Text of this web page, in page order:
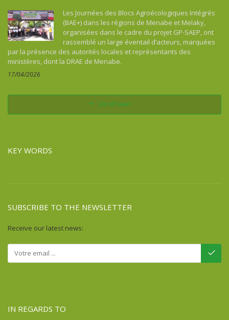
Les Journées des Blocs Agroécologiques Intégrés
(BAE+) dans les régions de Menabe et Melaky,
organisées dans le cadre du projet GP-SAEP, ont
rassemblé un large éventail d’acteurs, marquées
par la présence des autorités locales et représentants des
ministères, dont la DRAE de Menabe.
17/04/2026
See all news
KEY WORDS
SUBSCRIBE TO THE NEWSLETTER
Receive our latest news:
IN REGARDS TO